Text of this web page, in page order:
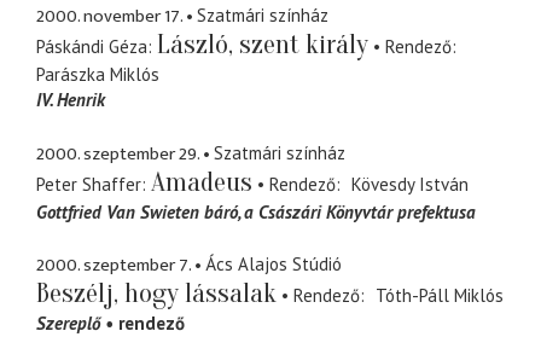
2000. november 17.
Szatmári színház
Páskándi Géza László, szent király
Rendező
Parászka Miklós
IV. Henrik
2000. szeptember 29.
Szatmári színház
Peter Shaffer Amadeus Rendező
Kövesdy István
Gottfried Van Swieten báró a Császári Könyvtár prefektusa
2000. szeptember 7. Ács Alajos Stúdió
Beszélj, hogy lássalak Rendező
Tóth-Páll Miklós
Szereplő
rendező